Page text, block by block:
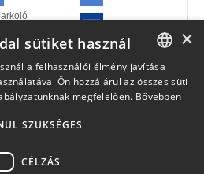
állatok
Mosatás
Tilos a
Főépület
ITALIAN
×
sütiket használ
a felhasználói élmény javítása
Ön hozzájárul az összes süti
megfelelően. Bővebben
SZÜKSÉGES
CÉLZÁS